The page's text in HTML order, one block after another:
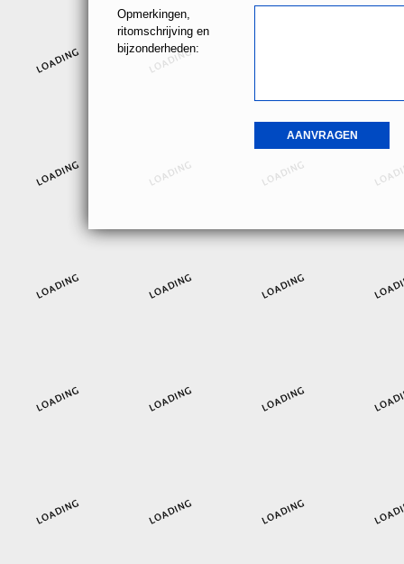
Opmerkingen,
ritomschrijving en
bijzonderheden: